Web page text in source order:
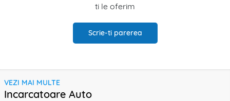
ti le oferim
Scrie-ti parerea
VEZI MAI MULTE
Incarcatoare Auto